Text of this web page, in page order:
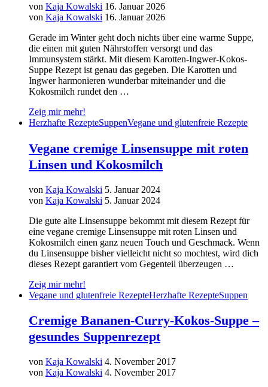
von Kaja Kowalski 16. Januar 2026
von Kaja Kowalski 16. Januar 2026
Gerade im Winter geht doch nichts über eine warme Suppe,
die einen mit guten Nährstoffen versorgt und das
Immunsystem stärkt. Mit diesem Karotten-Ingwer-Kokos-
Suppe Rezept ist genau das gegeben. Die Karotten und
Ingwer harmonieren wunderbar miteinander und die
Kokosmilch rundet den …
Zeig mir mehr!
Herzhafte RezepteSuppenVegane und glutenfreie Rezepte
Vegane cremige Linsensuppe mit roten
Linsen und Kokosmilch
von Kaja Kowalski 5. Januar 2024
von Kaja Kowalski 5. Januar 2024
Die gute alte Linsensuppe bekommt mit diesem Rezept für
eine vegane cremige Linsensuppe mit roten Linsen und
Kokosmilch einen ganz neuen Touch und Geschmack. Wenn
du Linsensuppe bisher vielleicht nicht so mochtest, wird dich
dieses Rezept garantiert vom Gegenteil überzeugen …
Zeig mir mehr!
Vegane und glutenfreie RezepteHerzhafte RezepteSuppen
Cremige Bananen-Curry-Kokos-Suppe –
gesundes Suppenrezept
von Kaja Kowalski 4. November 2017
von Kaja Kowalski 4. November 2017